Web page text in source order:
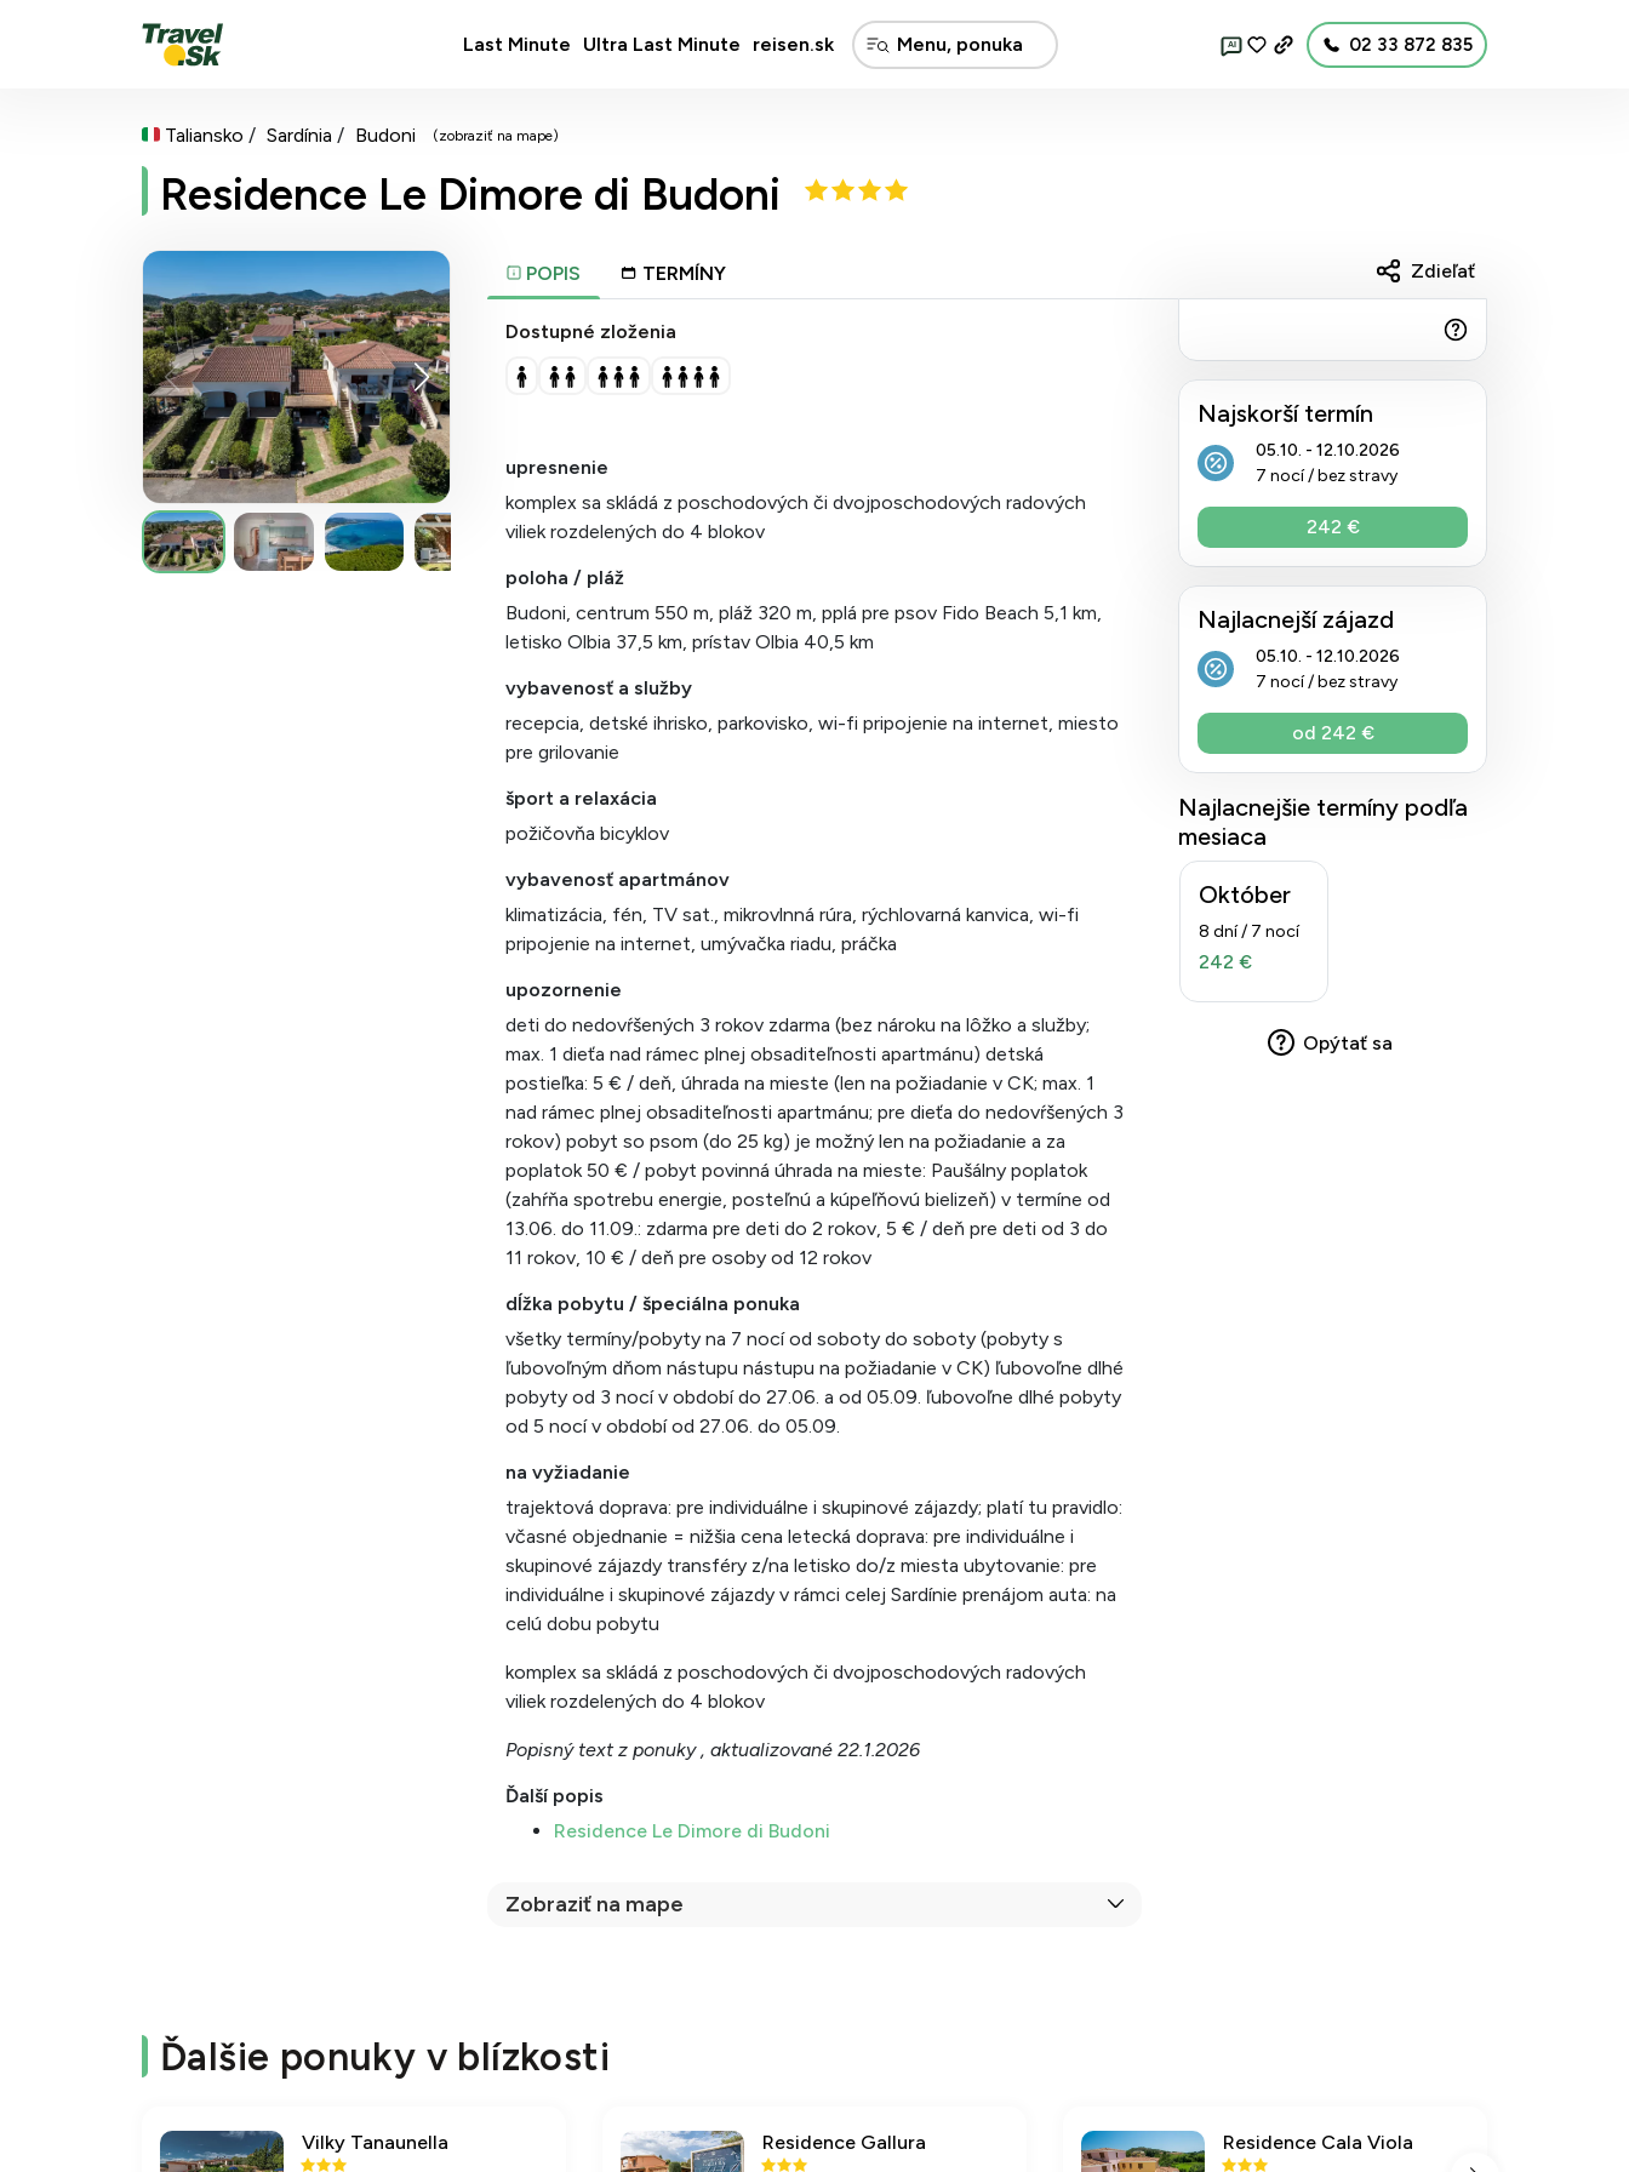
Last Minute Ultra Last Minute reisen.sk AI 02 33 872 835
Taliansko Sardínia Budoni (zobraziť na mape)
Residence Le Dimore di Budoni
POPIS TERMÍNY
Dostupné zloženia
upresnenie
komplex sa skládá z poschodových či dvojposchodových radových
viliek rozdelených do 4 blokov
poloha / pláž
Budoni, centrum 550 m, pláž 320 m, pplá pre psov Fido Beach 5,1 km,
letisko Olbia 37,5 km, prístav Olbia 40,5 km
vybavenosť a služby
recepcia, detské ihrisko, parkovisko, wi-fi pripojenie na internet, miesto
pre grilovanie
šport a relaxácia
požičovňa bicyklov
vybavenosť apartmánov
klimatizácia, fén, TV sat., mikrovlnná rúra, rýchlovarná kanvica, wi-fi
pripojenie na internet, umývačka riadu, práčka
upozornenie
deti do nedovŕšených 3 rokov zdarma (bez nároku na lôžko a služby;
max. 1 dieťa nad rámec plnej obsaditeľnosti apartmánu) detská
postieľka: 5 € / deň, úhrada na mieste (len na požiadanie v CK; max. 1
nad rámec plnej obsaditeľnosti apartmánu; pre dieťa do nedovŕšených 3
rokov) pobyt so psom (do 25 kg) je možný len na požiadanie a za
poplatok 50 € / pobyt povinná úhrada na mieste: Paušálny poplatok
(zahŕňa spotrebu energie, posteľnú a kúpeľňovú bielizeň) v termíne od
13.06. do 11.09.: zdarma pre deti do 2 rokov, 5 € / deň pre deti od 3 do
11 rokov, 10 € / deň pre osoby od 12 rokov
dĺžka pobytu / špeciálna ponuka
všetky termíny/pobyty na 7 nocí od soboty do soboty (pobyty s
ľubovoľným dňom nástupu nástupu na požiadanie v CK) ľubovoľne dlhé
pobyty od 3 nocí v období do 27.06. a od 05.09. ľubovoľne dlhé pobyty
od 5 nocí v období od 27.06. do 05.09.
na vyžiadanie
trajektová doprava: pre individuálne i skupinové zájazdy; platí tu pravidlo:
včasné objednanie = nižšia cena letecká doprava: pre individuálne i
skupinové zájazdy transféry z/na letisko do/z miesta ubytovanie: pre
individuálne i skupinové zájazdy v rámci celej Sardínie prenájom auta: na
celú dobu pobytu
komplex sa skládá z poschodových či dvojposchodových radových
viliek rozdelených do 4 blokov
Popisný text z ponuky , aktualizované 22.1.2026
Ďalší popis
Residence Le Dimore di Budoni
Zobraziť na mape
Zdieľať
Najskorší termín
05.10. - 12.10.2026
7 nocí / bez stravy
242 €
Najlacnejší zájazd
05.10. - 12.10.2026
7 nocí / bez stravy
od 242 €
Najlacnejšie termíny podľa
mesiaca
Október
8 dní / 7 nocí
242 €
Opýtať sa
Ďalšie ponuky v blízkosti
Vilky Tanaunella Residence Gallura Residence Cala Viola